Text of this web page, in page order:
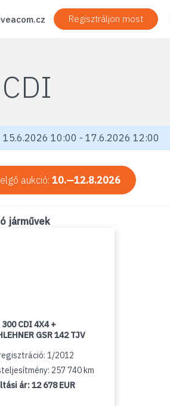
Regisztráljon most
15.6.2026 10:00 - 17.6.2026 12:00
aukció: 10.—12.8.2026
járművek
300 CDI 4X4 +
GSR 142 TJV
1/2012
257 740 km
ár:12 678 EUR